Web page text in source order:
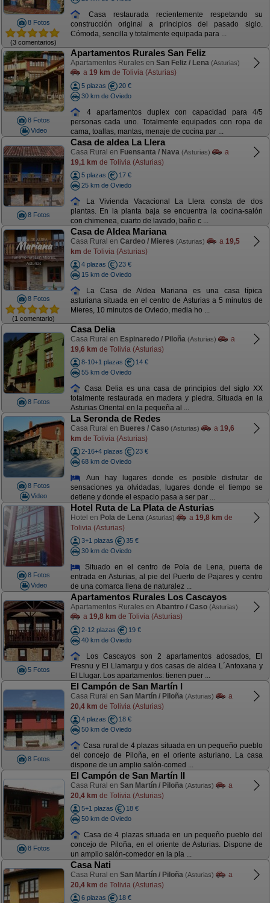
8 Fotos
(3 comentarios)
Casa restaurada recientemente respetando su
construcción original a principios del pasado siglo.
Cómoda, sencilla y totalmente equipada para ...
8 Fotos
Video
Apartamentos Rurales San Feliz
Apartamentos Rurales en San Feliz / Lena (Asturias)
a 19 km de Tolivia (Asturias)
5 plazas
20 €
30 km de Oviedo
4 apartamentos duplex con capacidad para 4/5
personas cada uno. Totalmente equipados con ropa de
cama, toallas, mantas, menaje de cocina par ...
8 Fotos
Casa de aldea La Llera
Casa Rural en Fuensanta / Nava (Asturias)
a
19,1 km de Tolivia (Asturias)
5 plazas
17 €
25 km de Oviedo
La Vivienda Vacacional La Llera consta de dos
plantas. En la planta baja se encuentra la cocina-salón
con chimenea, cuarto de lavado, baño c ...
8 Fotos
(1 comentario)
Casa de Aldea Mariana
Casa Rural en Cardeo / Mieres (Asturias) a 19,5
km de Tolivia (Asturias)
4 plazas
23 €
15 km de Oviedo
La Casa de Aldea Mariana es una casa típica
asturiana situada en el centro de Asturias a 5 minutos de
Mieres, 10 minutos de Oviedo, media ho ...
8 Fotos
Casa Delia
Casa Rural en Espinaredo / Piloña (Asturias)
a
19,6 km de Tolivia (Asturias)
8-10+1 plazas
14 €
55 km de Oviedo
Casa Delia es una casa de principios del siglo XX
totalmente restaurada en madera y piedra. Situada en la
Asturias Oriental en la pequeña al ...
8 Fotos
Video
La Seronda de Redes
Casa Rural en Bueres / Caso (Asturias) a 19,6
km de Tolivia (Asturias)
2-16+4 plazas
23 €
68 km de Oviedo
Aun hay lugares donde es posible disfrutar de
sensaciones ya olvidadas, lugares donde el tiempo se
detiene y donde el espacio pasa a ser par ...
8 Fotos
Video
Hotel Ruta de La Plata de Asturias
Hotel en Pola de Lena (Asturias) a 19,8 km de
Tolivia (Asturias)
3+1 plazas
35 €
30 km de Oviedo
Situado en el centro de Pola de Lena, puerta de
entrada en Asturias, al pie del Puerto de Pajares y centro
de una comarca llena de naturalez ...
5 Fotos
Apartamentos Rurales Los Cascayos
Apartamentos Rurales en Abantro / Caso (Asturias)
a 19,8 km de Tolivia (Asturias)
2-12 plazas
19 €
40 km de Oviedo
Los Cascayos son 2 apartamentos adosados, El
Fresnu y El Llamargu y dos casas de aldea L´Antoxana y
El Llugar. Los apartamentos: tienen puer ...
8 Fotos
El Campón de San Martín I
Casa Rural en San Martín / Piloña (Asturias)
a
20,4 km de Tolivia (Asturias)
4 plazas
18 €
50 km de Oviedo
Casa rural de 4 plazas situada en un pequeño pueblo
del concejo de Piloña, en el oriente asturiano. La casa
dispone de un amplio salón-comed ...
8 Fotos
El Campón de San Martín II
Casa Rural en San Martín / Piloña (Asturias)
a
20,4 km de Tolivia (Asturias)
5+1 plazas
18 €
50 km de Oviedo
Casa de 4 plazas situada en un pequeño pueblo del
concejo de Piloña, en el oriente de Asturias. Dispone de
un amplio salón-comedor en la pla ...
Casa Nati
Casa Rural en San Martín / Piloña (Asturias)
a
20,4 km de Tolivia (Asturias)
6 plazas
18 €